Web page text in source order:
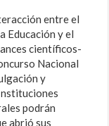
entre el
Educación y el
científicos-
Nacional
y
podrán
abrió sus